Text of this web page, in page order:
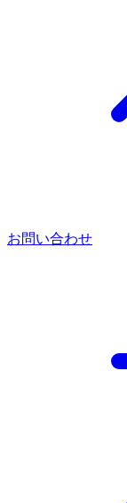
お問い合わせ